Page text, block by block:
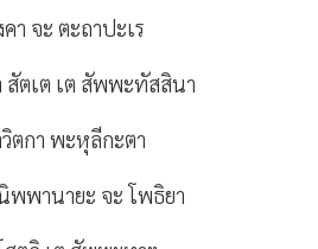
จะ ตะถาปะเร
สัตเต เต สัพพะทัสสินา
ตกา พะหุลีกะตา
พานายะ จะ โพธิยา